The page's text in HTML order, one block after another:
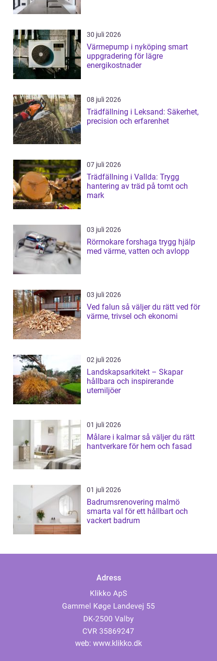
30 juli 2026
Värmepump i nyköping smart
uppgradering för lägre
energikostnader
08 juli 2026
Trädfällning i Leksand: Säkerhet,
precision och erfarenhet
07 juli 2026
Trädfällning i Vallda: Trygg
hantering av träd på tomt och
mark
03 juli 2026
Rörmokare forshaga trygg hjälp
med värme, vatten och avlopp
03 juli 2026
Ved falun så väljer du rätt ved för
värme, trivsel och ekonomi
02 juli 2026
Landskapsarkitekt – Skapar
hållbara och inspirerande
utemiljöer
01 juli 2026
Målare i kalmar så väljer du rätt
hantverkare för hem och fasad
01 juli 2026
Badrumsrenovering malmö
smarta val för ett hållbart och
vackert badrum
Adress
web: www.klikko.dk